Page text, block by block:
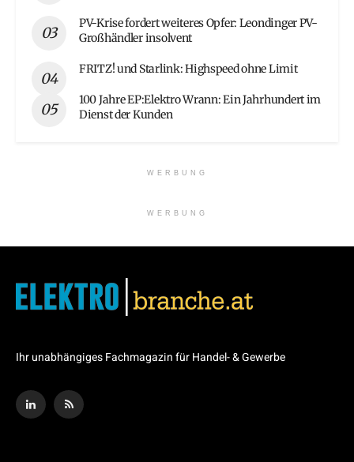
PV-Krise fordert weiteres Opfer: Leondinger PV-
Großhändler insolvent
FRITZ! und Starlink: Highspeed ohne Limit
100 Jahre EP:Elektro Wrann: Ein Jahrhundert im
Dienst der Kunden
WERBUNG
WERBUNG
Ihr unabhängiges Fachmagazin für Handel- & Gewerbe